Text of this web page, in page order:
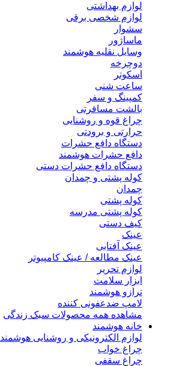
لوازم بهداشتی
لوازم شخصی برقی
سشوار
ماساژور
وسایل نقلیه هوشمند
دوچرخه
اسکوتر
ساعت شنی
کمپینگ و سفر
بالشت مسافرتی
چراغ قوه و روشنایی
حرارتی و برودتی
دستگاه دافع حشرات
دافع حشرات هوشمند
دستگاه دافع حشرات دستی
کوله پشتی و چمدان
چمدان
کوله پشتی
کوله پشتی مدرسه
کیف دستی
عینک
عینک آفتابی
عینک مطالعه / عینک کامپیوتر
لوازم تحریر
ابزار سلامت
ترازو هوشمند
لامپ ضدعفونی کننده
مشاهده همه محصولات سبک زندگی
خانه هوشمند
لوازم الکترونیکی و روشنایی هوشمند
چراغ خواب
چراغ سقفی